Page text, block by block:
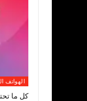
الهواتف